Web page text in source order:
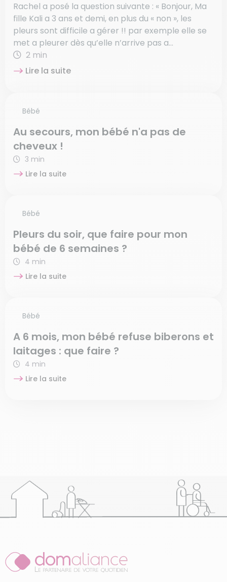
Rachel a posé la question suivante : « Bonjour, Ma
fille Kali a 3 ans et demi, en plus du « non », les
pleurs sont difficile a gérer !! par exemple elle se
met a pleurer dès qu’elle n’arrive pas a...
2 min
Lire la suite
Bébé
Au secours, mon bébé n'a pas de
cheveux !
3 min
Lire la suite
Bébé
Pleurs du soir, que faire pour mon
bébé de 6 semaines ?
4 min
Lire la suite
Bébé
A 6 mois, mon bébé refuse biberons et
laitages : que faire ?
4 min
Lire la suite